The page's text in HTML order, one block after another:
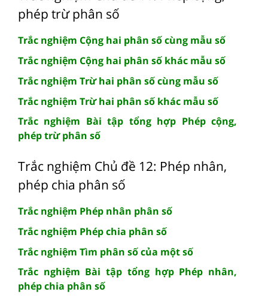
phép trừ phân số
Trắc nghiệm Cộng hai phân số cùng mẫu số
Trắc nghiệm Cộng hai phân số khác mẫu số
Trắc nghiệm Trừ hai phân số cùng mẫu số
Trắc nghiệm Trừ hai phân số khác mẫu số
Trắc nghiệm Bài tập tổng hợp Phép cộng,
phép trừ phân số
Trắc nghiệm Chủ đề 12: Phép nhân,
phép chia phân số
Trắc nghiệm Phép nhân phân số
Trắc nghiệm Phép chia phân số
Trắc nghiệm Tìm phân số của một số
Trắc nghiệm Bài tập tổng hợp Phép nhân,
phép chia phân số